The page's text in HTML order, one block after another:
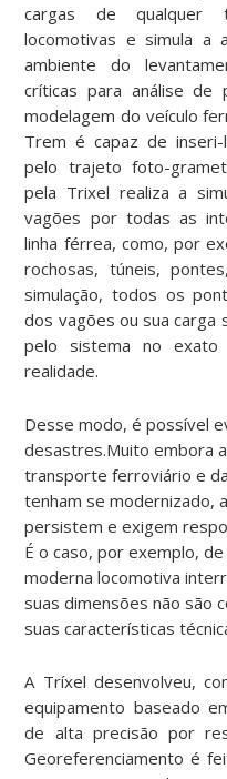
cargas de
locomotivas e simula a
ambiente do
críticas para análise de
modelagem do veículo
Trem é capaz de
pelo trajeto foto-
pela Trixel realiza a
vagões por todas as
linha férrea, como, por
rochosas, túneis,
simulação, todos os
dos vagões ou sua carga
pelo sistema no
realidade.
Desse modo, é possível
desastres.Muito embora
transporte ferroviário e
tenham se modernizado,
persistem e exigem
É o caso, por exemplo,
moderna locomotiva
suas dimensões não são
suas características
A Tríxel desenvolveu,
equipamento baseado
de alta precisão por
Georeferenciamento é